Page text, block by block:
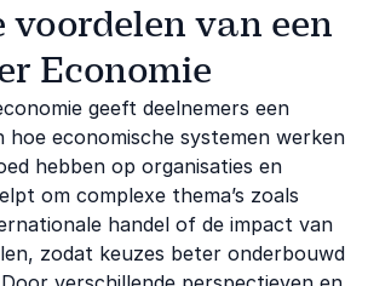
voordelen van een
Economie
geeft deelnemers een
hoe economische systemen werken
hebben op organisaties en
om complexe thema’s zoals
handel of de impact van
zodat keuzes beter onderbouwd